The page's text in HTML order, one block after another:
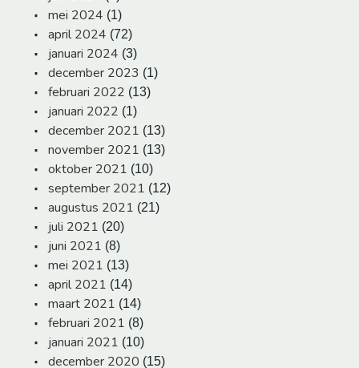
mei 2024 (1)
april 2024 (72)
januari 2024 (3)
december 2023 (1)
februari 2022 (13)
januari 2022 (1)
december 2021 (13)
november 2021 (13)
oktober 2021 (10)
september 2021 (12)
augustus 2021 (21)
juli 2021 (20)
juni 2021 (8)
mei 2021 (13)
april 2021 (14)
maart 2021 (14)
februari 2021 (8)
januari 2021 (10)
december 2020 (15)